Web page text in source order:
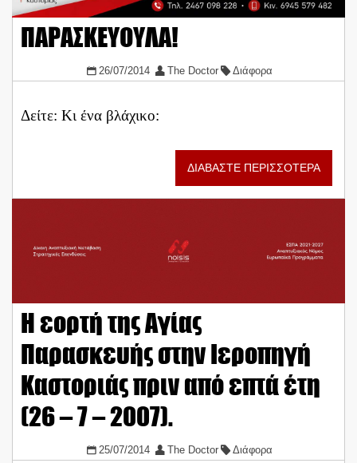
ΠΑΡΑΣΚΕΥΟΥΛΑ!
26/07/2014 The Doctor Διάφορα
Δείτε: Κι ένα βλάχικο:
ΔΙΑΒΑΣΤΕ ΠΕΡΙΣΣΟΤΕΡΑ
Η εορτή της Αγίας
Παρασκευής στην Ιεροπηγή
Καστοριάς πριν από επτά έτη
(26 – 7 – 2007).
25/07/2014 The Doctor Διάφορα